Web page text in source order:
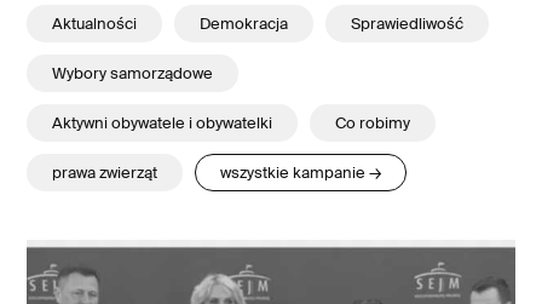
Aktualności Demokracja Sprawiedliwość
Wybory samorządowe
Aktywni obywatele i obywatelki Co robimy
prawa zwierząt wszystkie kampanie →